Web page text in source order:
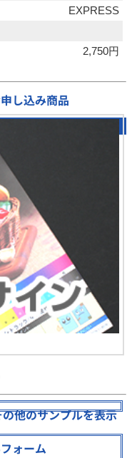
EXPRESS
2,750円
し込み商品
他のサンプルを表示
ォーム